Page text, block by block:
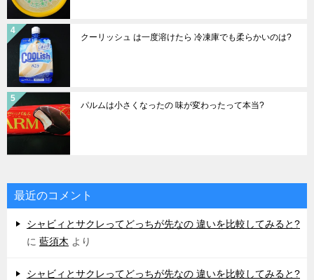
クーリッシュ は一度溶けたら 冷凍庫でも柔らかいのは?
パルムは小さくなったの 味が変わったって本当?
最近のコメント
シャビィとサクレってどっちが先なの 違いを比較してみると?
に 藍須木 より
シャビィとサクレってどっちが先なの 違いを比較してみると?